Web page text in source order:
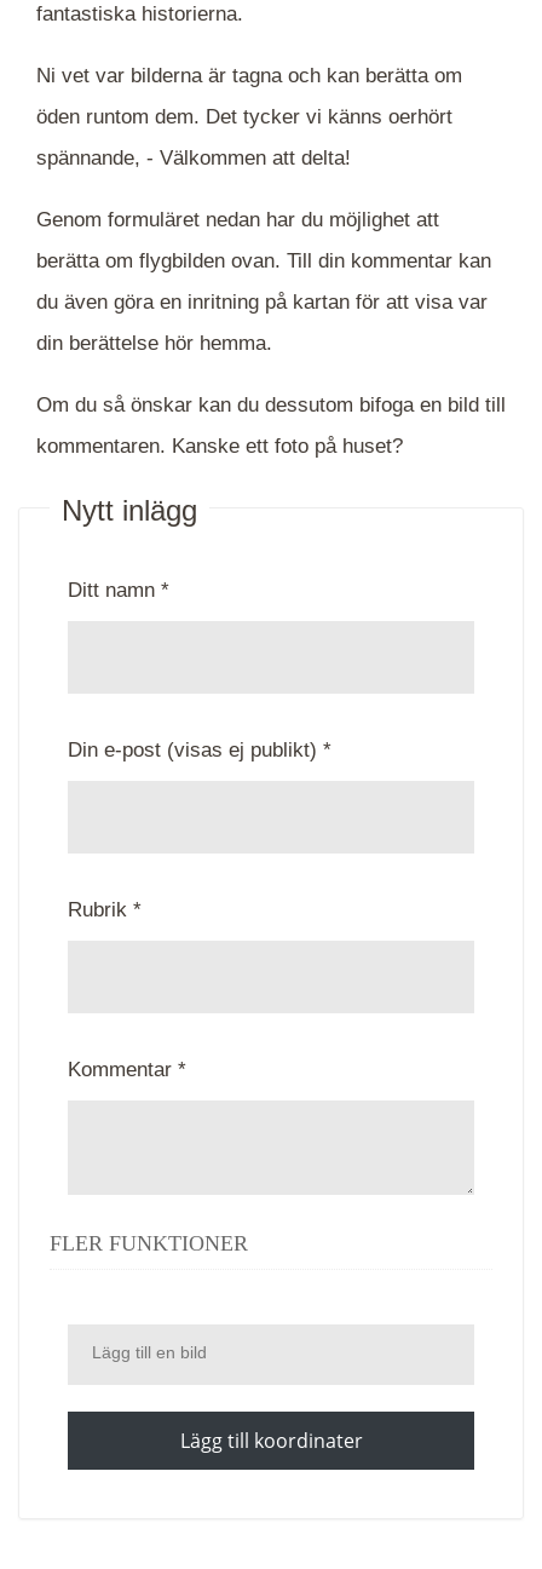
fantastiska historierna.
Ni vet var bilderna är tagna och kan berätta om
öden runtom dem. Det tycker vi känns oerhört
spännande, - Välkommen att delta!
Genom formuläret nedan har du möjlighet att
berätta om flygbilden ovan. Till din kommentar kan
du även göra en inritning på kartan för att visa var
din berättelse hör hemma.
Om du så önskar kan du dessutom bifoga en bild till
kommentaren. Kanske ett foto på huset?
Nytt inlägg
Ditt namn *
Din e-post (visas ej publikt) *
Rubrik *
Kommentar *
FLER FUNKTIONER
Lägg till en bild
Lägg till koordinater